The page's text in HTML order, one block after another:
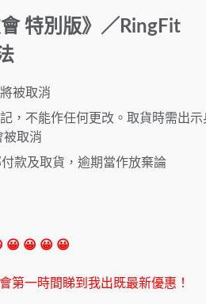
特別版》／RingFit
被取消
，不能作任何更改。取貨時需出示
被取消
款及取貨，逾期當作放棄論
😀 😀 😀 😀
第一時間睇到我出既最新優惠！